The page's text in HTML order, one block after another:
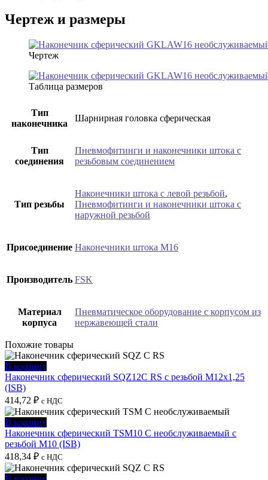
Чертеж и размеры
Чертеж
Таблица размеров
Тип
наконечника
Шарнирная головка сферическая
Тип
соединения
Пневмофитинги и наконечники штока с
резьбовым соединением
Тип резьбы
Наконечники штока с левой резьбой,
Пневмофитинги и наконечники штока с
наружной резьбой
Присоединение Наконечники штока М16
Производитель FSK
Материал
корпуса
Пневматическое оборудование с корпусом из
нержавеющей стали
Похожие товары
В корзину
Наконечник сферический SQZ12C RS с резьбой M12x1,25
(ISB)
414,72 ₽ с НДС
В корзину
Наконечник сферический TSM10 C необслуживаемый с
резьбой M10 (ISB)
418,34 ₽ с НДС